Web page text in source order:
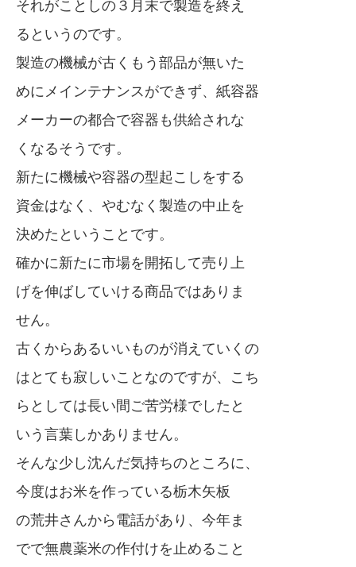
それがことしの３月末で製造を終え
るというのです。
製造の機械が古くもう部品が無いた
めにメインテナンスができず、紙容器
メーカーの都合で容器も供給されな
くなるそうです。
新たに機械や容器の型起こしをする
資金はなく、やむなく製造の中止を
決めたということです。
確かに新たに市場を開拓して売り上
げを伸ばしていける商品ではありま
せん。
古くからあるいいものが消えていくの
はとても寂しいことなのですが、こち
らとしては長い間ご苦労様でしたと
いう言葉しかありません。
そんな少し沈んだ気持ちのところに、
今度はお米を作っている栃木矢板
の荒井さんから電話があり、今年ま
でで無農薬米の作付けを止めること